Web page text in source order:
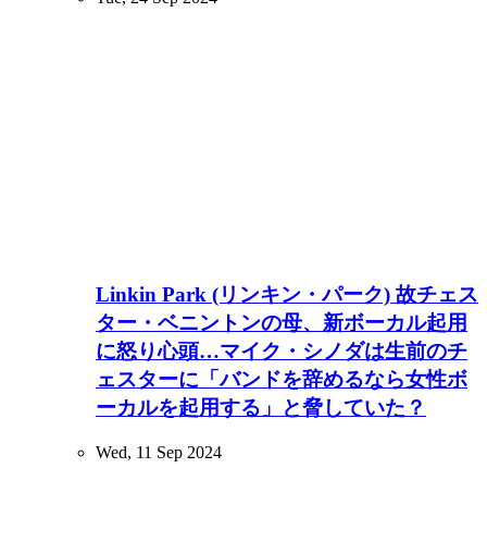
Linkin Park (リンキン・パーク) 故チェス
ター・ベニントンの母、新ボーカル起用
に怒り心頭…マイク・シノダは生前のチ
ェスターに「バンドを辞めるなら女性ボ
ーカルを起用する」と脅していた？
Wed, 11 Sep 2024